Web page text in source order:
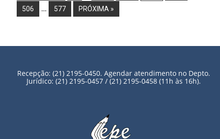
506 … 577 PRÓXIMA »
Recepção: (21) 2195-0450. Agendar atendimento no Depto.
Jurídico: (21) 2195-0457 / (21) 2195-0458 (11h às 16h).